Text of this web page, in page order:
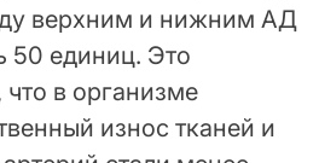
верхним и нижним АД
50 единиц. Это
в организме
износ тканей и